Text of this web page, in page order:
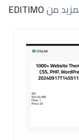
منEDITIMO